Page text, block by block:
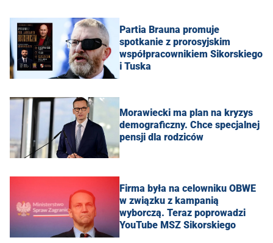
Partia Brauna promuje
spotkanie z prorosyjskim
współpracownikiem Sikorskiego
i Tuska
Morawiecki ma plan na kryzys
demograficzny. Chce specjalnej
pensji dla rodziców
Firma była na celowniku OBWE
w związku z kampanią
wyborczą. Teraz poprowadzi
YouTube MSZ Sikorskiego